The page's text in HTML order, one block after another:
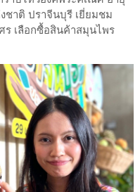
าติ ปราจีนบุรี เยี่ยมชม
เลือกซื้อสินค้าสมุนไพร